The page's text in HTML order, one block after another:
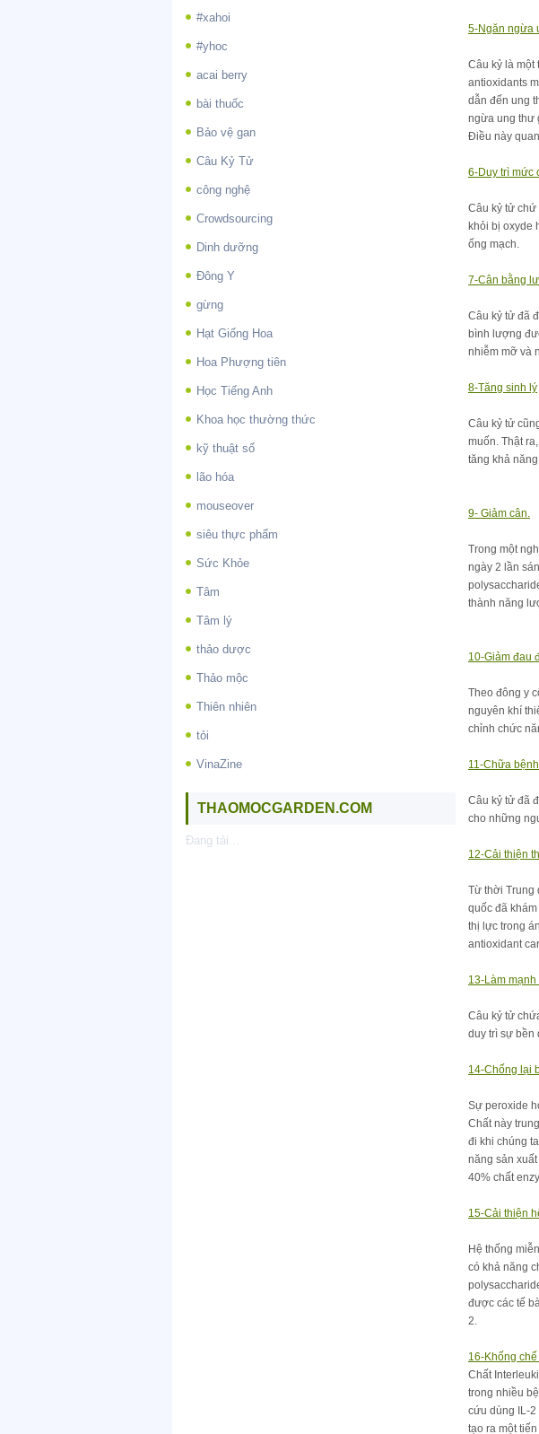
#xahoi
#yhoc
acai berry
bài thuốc
Bảo vệ gan
Câu Kỷ Tử
công nghệ
Crowdsourcing
Dinh dưỡng
Đông Y
gừng
Hạt Giống Hoa
Hoa Phượng tiên
Học Tiếng Anh
Khoa học thường thức
kỹ thuật số
lão hóa
mouseover
siêu thực phẩm
Sức Khỏe
Tâm
Tâm lý
thảo dược
Thảo mộc
Thiên nhiên
tỏi
VinaZine
THAOMOCGARDEN.COM
Đang tải...
5-Ngăn ngừa
Câu kỷ là một
antioxidants
dẫn đến ung
ngừa ung thư
Điều này
6-Duy trì mức
Câu kỷ tử chứ
khỏi bị oxyde
ống mạch.
7-Cân bằng
Câu kỷ tử đã
bình lượng
nhiễm mỡ và
8-Tăng sinh lý
Câu kỷ tử
muốn. Thật
tăng khả
9- Giảm cân.
Trong một
ngày 2 lần
thành năng
10-Giảm đau
Theo đông y
nguyên khí
chỉnh chức
11-Chữa
Câu kỷ tử đã
cho những
12-Cải thiện
Từ thời Trung
quốc đã
thị lực trong
antioxidant
13-Làm mạnh
Câu kỷ tử
duy trì sự bền
14-Chống lại
Sự peroxide
Chất này
đi khi chúng
năng sản
40% chất
15-Cải thiện
Hệ thống
có khả năng
được các tế
2.
16-Khống
Chất
trong nhiều
cứu dùng IL-2
tạo ra một